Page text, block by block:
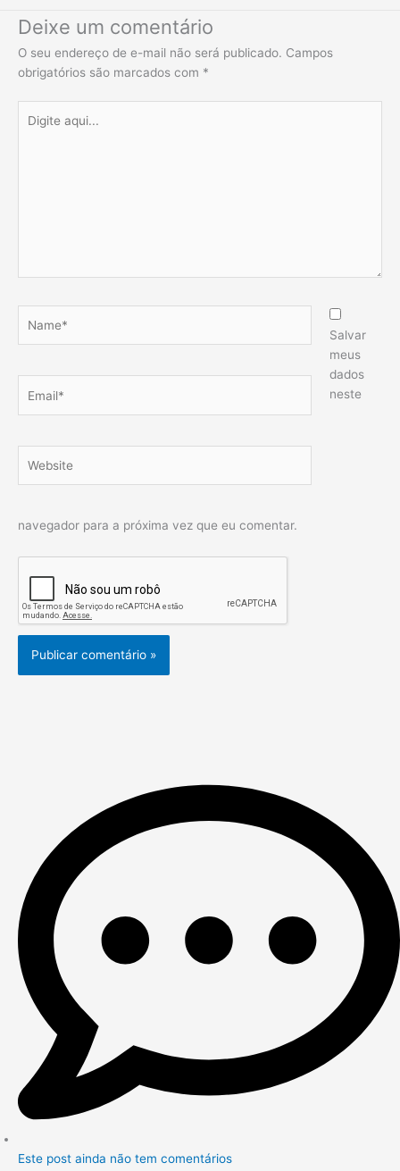
Deixe um comentário
O seu endereço de e-mail não será publicado. Campos
obrigatórios são marcados com *
aqui...
Salvar
meus
dados
neste
navegador para a próxima vez que eu comentar.
Este post ainda não tem comentários